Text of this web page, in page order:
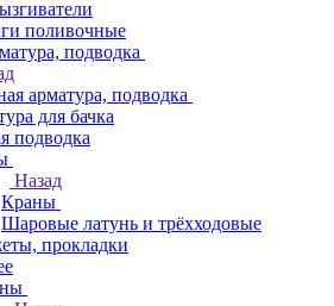
поливочные
подводка
арматура, подводка
для бачка
подводка
Назад
Краны
Шаровые латунь и трёхходовые
прокладки